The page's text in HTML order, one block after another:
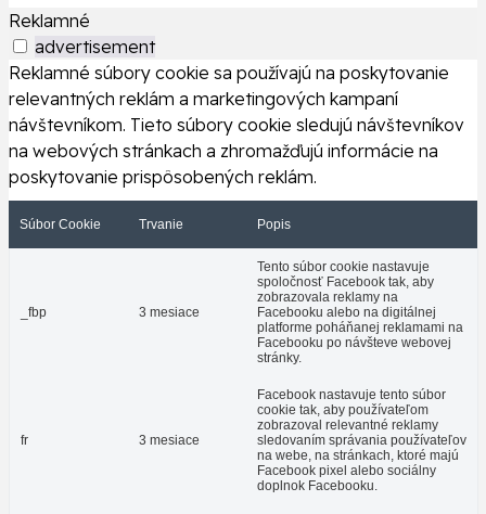
Reklamné
advertisement
Reklamné súbory cookie sa používajú na poskytovanie
relevantných reklám a marketingových kampaní
návštevníkom. Tieto súbory cookie sledujú návštevníkov
na webových stránkach a zhromažďujú informácie na
poskytovanie prispôsobených reklám.
Súbor Cookie Trvanie Popis
_fbp 3 mesiace
Tento súbor cookie nastavuje
spoločnosť Facebook tak, aby
zobrazovala reklamy na
Facebooku alebo na digitálnej
platforme poháňanej reklamami na
Facebooku po návšteve webovej
stránky.
fr 3 mesiace
Facebook nastavuje tento súbor
cookie tak, aby používateľom
zobrazoval relevantné reklamy
sledovaním správania používateľov
na webe, na stránkach, ktoré majú
Facebook pixel alebo sociálny
doplnok Facebooku.